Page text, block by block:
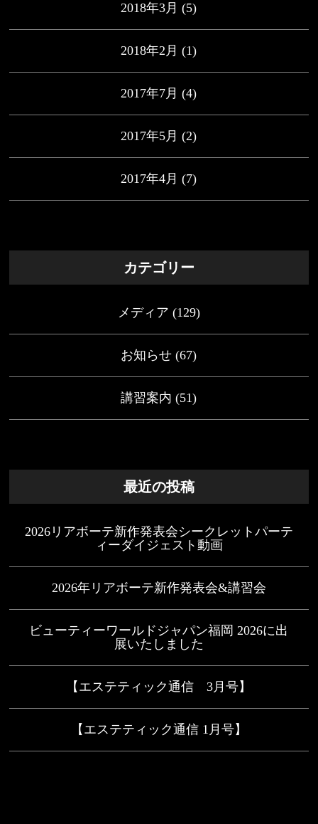
2018年3月 (5)
2018年2月 (1)
2017年7月 (4)
2017年5月 (2)
2017年4月 (7)
カテゴリー
メディア (129)
お知らせ (67)
講習案内 (51)
最近の投稿
2026リアボーテ新作発表会シークレットパーテ
ィーダイジェスト動画
2026年リアボーテ新作発表会&講習会
ビューティーワールドジャパン福岡 2026に出
展いたしました
【エステティック通信 3月号】
【エステティック通信 1月号】